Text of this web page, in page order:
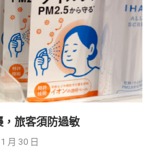
，旅客須防過敏
月 30 日